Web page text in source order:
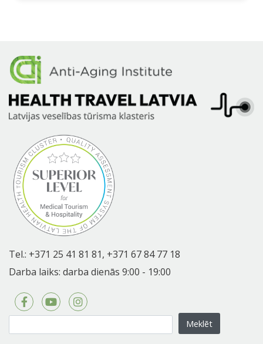
Tel.: +371 25 41 81 81, +371 67 84 77 18
Darba laiks: darba dienās 9:00 - 19:00
Meklēt